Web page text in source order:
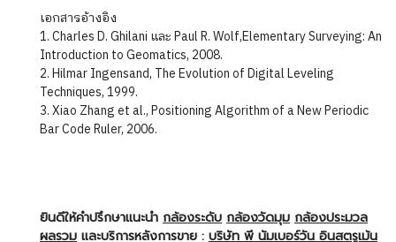
เอกสารอ้างอิง
1. Charles D. Ghilani และ Paul R. Wolf,Elementary Surveying: An
Introduction to Geomatics, 2008.
2. Hilmar Ingensand, The Evolution of Digital Leveling
Techniques, 1999.
3. Xiao Zhang et al., Positioning Algorithm of a New Periodic
Bar Code Ruler, 2006.
ยินดีให้คำปรึกษาแนะนำ กล้องระดับ กล้องวัดมุม กล้องประมวล
ผลรวม และบริการหลังการขาย : บริษัท พี นัมเบอร์วัน อินสตรูเม้น